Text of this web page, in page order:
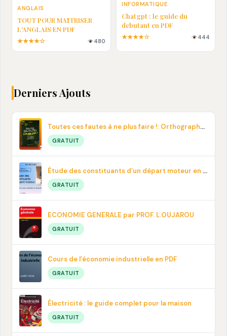
ANGLAIS
TOUT POUR MAȊTRISER
L'ANGLAIS EN PDF
★★★★☆ 480
INFORMATIQUE
Chatgpt : le guide du
debutant en PDF
★★★★☆ 444
Derniers Ajouts
Toutes ces fautes à ne plus faire !: Orthographe, contresens, prononciation… En pdf
GRATUIT
Étude des constituants d’un départ moteur en PDF
GRATUIT
ECONOMIE GENERALE par PROF. L.OUJAROU
GRATUIT
Cours de l’économie industrielle en PDF
GRATUIT
Électricité : le guide complet pour la maison
GRATUIT